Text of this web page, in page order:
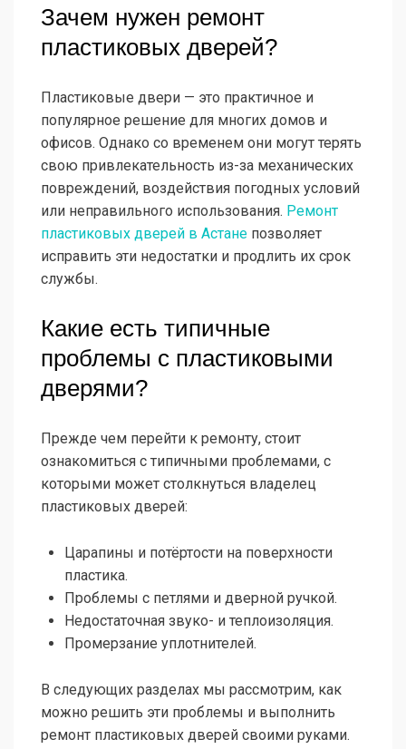
Зачем нужен ремонт
пластиковых дверей?
Пластиковые двери — это практичное и
популярное решение для многих домов и
офисов. Однако со временем они могут терять
свою привлекательность из-за механических
повреждений, воздействия погодных условий
или неправильного использования. Ремонт
пластиковых дверей в Астане позволяет
исправить эти недостатки и продлить их срок
службы.
Какие есть типичные
проблемы с пластиковыми
дверями?
Прежде чем перейти к ремонту, стоит
ознакомиться с типичными проблемами, с
которыми может столкнуться владелец
пластиковых дверей:
Царапины и потёртости на поверхности
пластика.
Проблемы с петлями и дверной ручкой.
Недостаточная звуко- и теплоизоляция.
Промерзание уплотнителей.
В следующих разделах мы рассмотрим, как
можно решить эти проблемы и выполнить
ремонт пластиковых дверей своими руками.